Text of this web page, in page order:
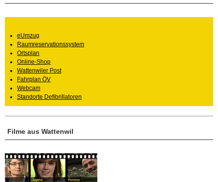
Filme aus Wattenwil
eUmzug
Raumreservationssystem
Ortsplan
Online-Shop
Wattenwiler Post
Fahrplan ÖV
Webcam
Standorte Defibrillatoren